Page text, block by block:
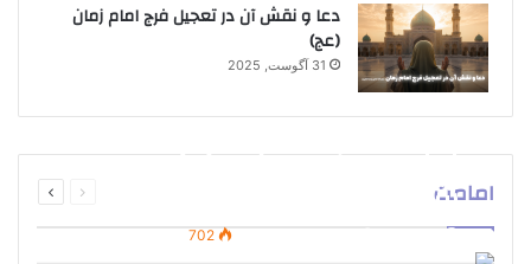
دعا و نقش آن در تعجیل فرج امام زمان
(عج)
31 آگوست, 2025
امام حسین
امام علی
امامت
صفحه
امام حسن عسکری (ع):
شهادت، زندان، سختی‌ها و
وصیت‌های امام حسن عسکری
702